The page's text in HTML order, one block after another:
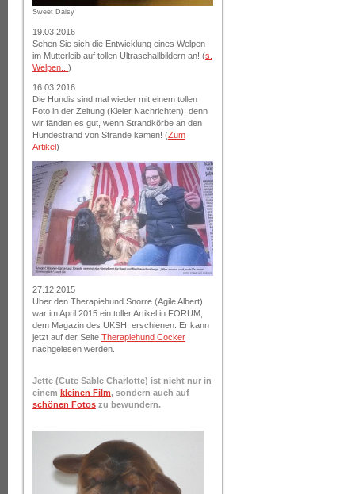
Sweet Daisy
19.03.2016
Sehen Sie sich die Entwicklung eines Welpen
im Mutterleib auf tollen Ultraschallbildern an! (s.
Welpen...)
16.03.2016
Die Hundis sind mal wieder mit einem tollen
Foto in der Zeitung (Kieler Nachrichten), denn
wir fänden es gut, wenn Strandkörbe an den
Hundestrand von Strande kämen! (Zum
Artikel)
27.12.2015
Über den Therapiehund Snorre (Agile Albert)
war im April 2015 ein toller Artikel in FORUM,
dem Magazin des UKSH, erschienen. Er kann
jetzt auf der Seite Therapiehund Cocker
nachgelesen werden.
Jette (Cute Sable Charlotte) ist nicht nur in
einem kleinen Film, sondern auch auf
schönen Fotos zu bewundern.